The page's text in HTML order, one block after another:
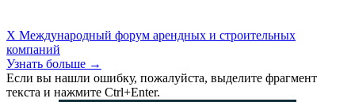
X Международный форум арендных и строительных
компаний
Узнать больше →
Если вы нашли ошибку, пожалуйста, выделите фрагмент
текста и нажмите Ctrl+Enter.